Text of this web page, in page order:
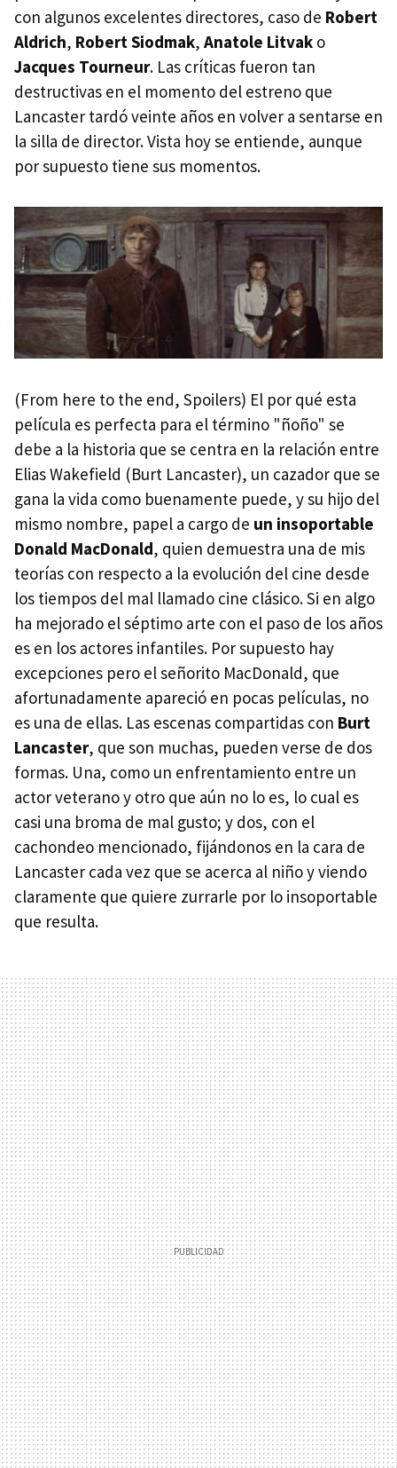
con algunos excelentes directores, caso de Robert
Aldrich, Robert Siodmak, Anatole Litvak o
Jacques Tourneur. Las críticas fueron tan
destructivas en el momento del estreno que
Lancaster tardó veinte años en volver a sentarse en
la silla de director. Vista hoy se entiende, aunque
por supuesto tiene sus momentos.
(From here to the end, Spoilers) El por qué esta
película es perfecta para el término "ñoño" se
debe a la historia que se centra en la relación entre
Elias Wakefield (Burt Lancaster), un cazador que se
gana la vida como buenamente puede, y su hijo del
mismo nombre, papel a cargo de un insoportable
Donald MacDonald, quien demuestra una de mis
teorías con respecto a la evolución del cine desde
los tiempos del mal llamado cine clásico. Si en algo
ha mejorado el séptimo arte con el paso de los años
es en los actores infantiles. Por supuesto hay
excepciones pero el señorito MacDonald, que
afortunadamente apareció en pocas películas, no
es una de ellas. Las escenas compartidas con Burt
Lancaster, que son muchas, pueden verse de dos
formas. Una, como un enfrentamiento entre un
actor veterano y otro que aún no lo es, lo cual es
casi una broma de mal gusto; y dos, con el
cachondeo mencionado, fijándonos en la cara de
Lancaster cada vez que se acerca al niño y viendo
claramente que quiere zurrarle por lo insoportable
que resulta.